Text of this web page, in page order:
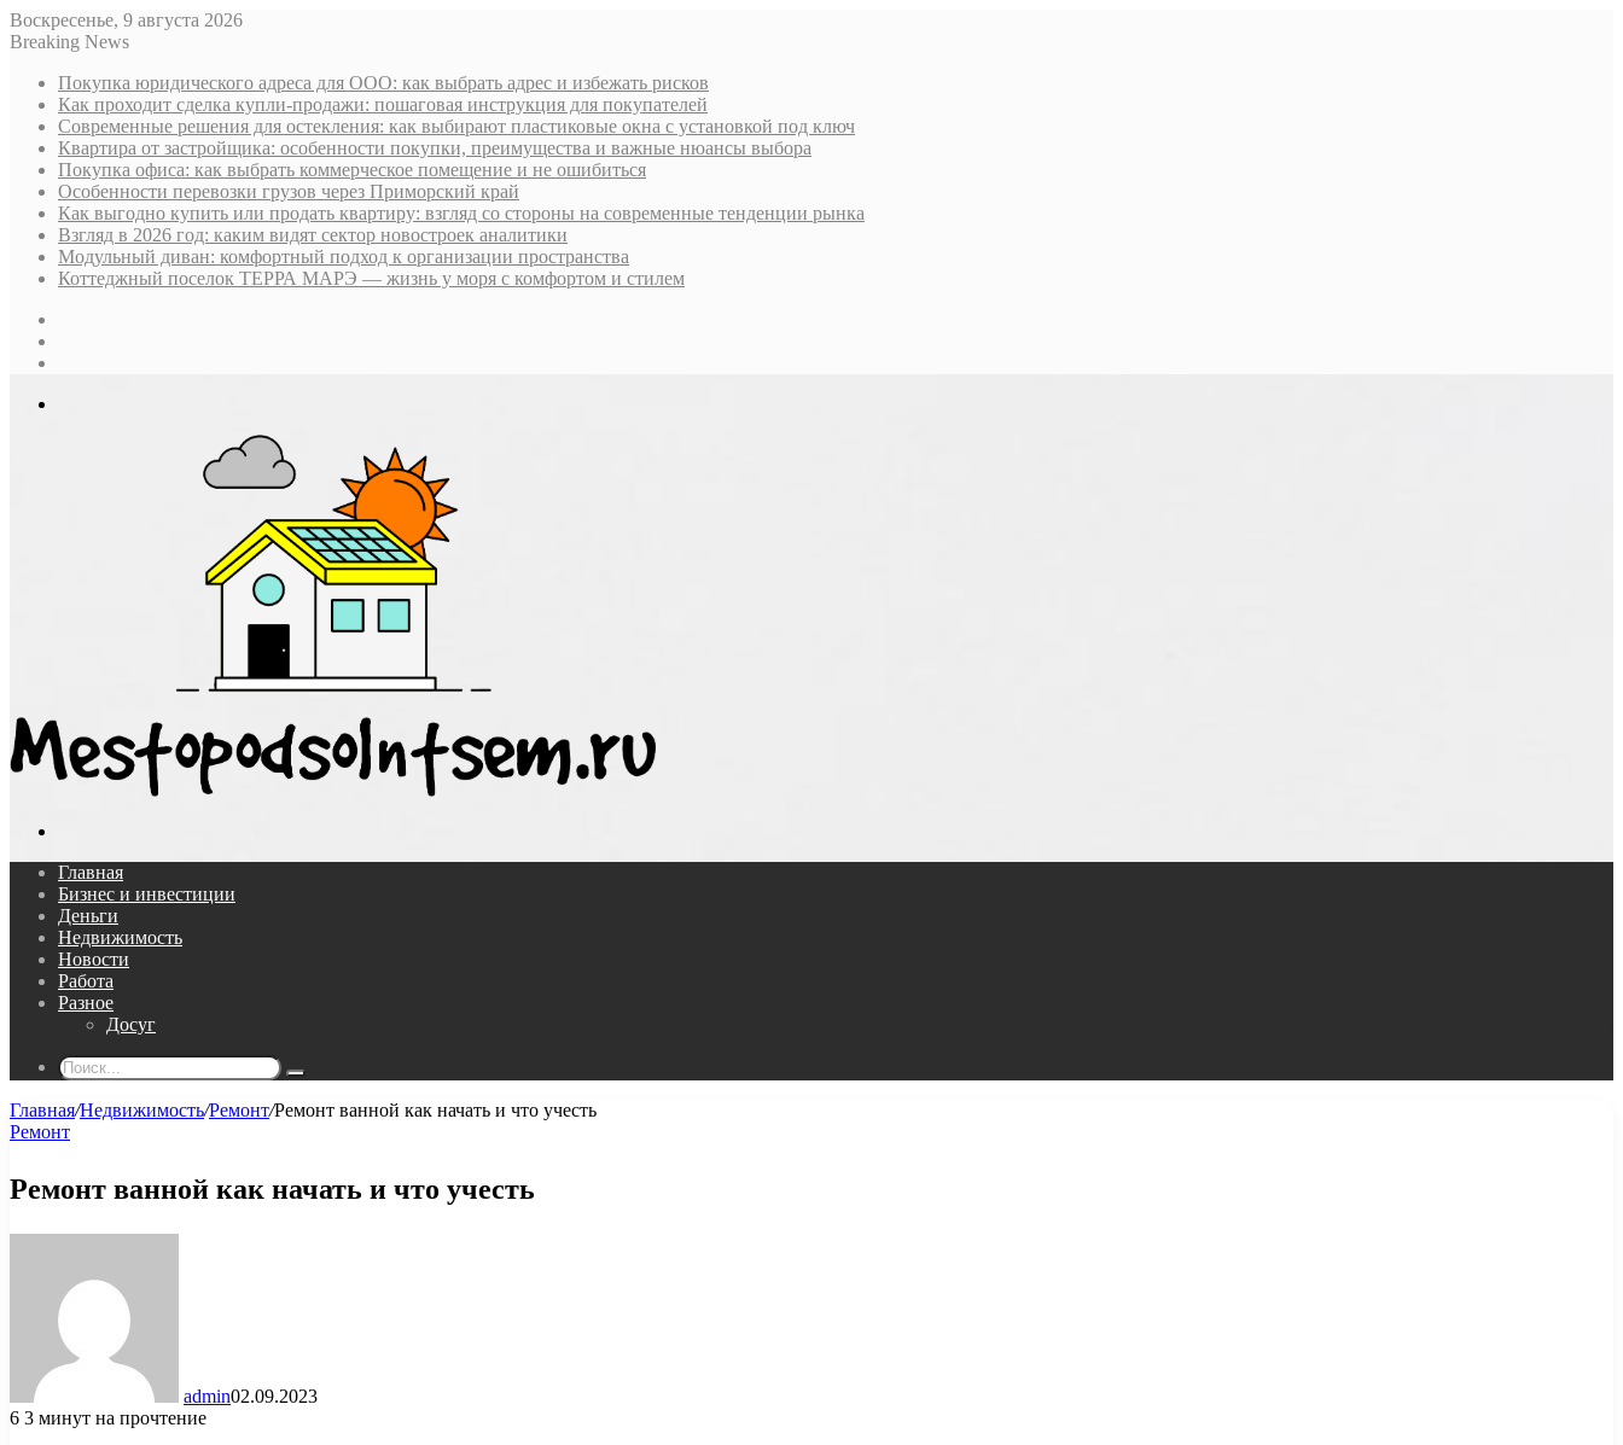
Воскресенье, 9 августа 2026
Breaking News
Покупка юридического адреса для ООО: как выбрать адрес и избежать рисков
Как проходит сделка купли-продажи: пошаговая инструкция для покупателей
Современные решения для остекления: как выбирают пластиковые окна с установкой под ключ
Квартира от застройщика: особенности покупки, преимущества и важные нюансы выбора
Покупка офиса: как выбрать коммерческое помещение и не ошибиться
Особенности перевозки грузов через Приморский край
Как выгодно купить или продать квартиру: взгляд со стороны на современные тенденции рынка
Взгляд в 2026 год: каким видят сектор новостроек аналитики
Модульный диван: комфортный подход к организации пространства
Коттеджный поселок ТЕРРА МАРЭ — жизнь у моря с комфортом и стилем
Главная
Бизнес и инвестиции
Деньги
Недвижимость
Новости
Работа
Разное
Досуг
Поиск...
Главная/Недвижимость/Ремонт/Ремонт ванной как начать и что учесть
Ремонт
Ремонт ванной как начать и что учесть
admin02.09.2023
6 3 минут на прочтение